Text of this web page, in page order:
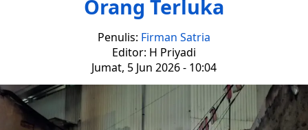
Orang Terluka
Penulis: Firman Satria
Editor: H Priyadi
Jumat, 5 Jun 2026 - 10:04